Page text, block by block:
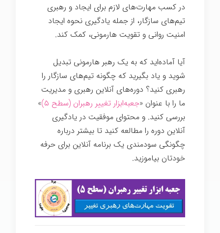
در کسب مهارت‌های لازم برای ایجاد و رهبری
تیم‌های سازگار، از جمله یادگیری نحوه ایجاد
امنیت روانی و تقویت هارمونی، کمک کند.
آیا آماده‌اید که به یک رهبر هارمونی تبدیل
شوید و یاد بگیرید که چگونه تیم‌های سازگار را
رهبری کنید؟ دوره‌های آنلاین رهبری و مدیریت
ما را با عنوان «جعبه‌ابزار تغییر رهبران (سطح ۵)
»
بررسی کنید. و محتوای موفقیت در یادگیری
آنلاین دوره را مطالعه کنید تا بیشتر درباره
چگونگی سودمندی یک برنامه آنلاین برای حرفه
خودتان بیاموزید.